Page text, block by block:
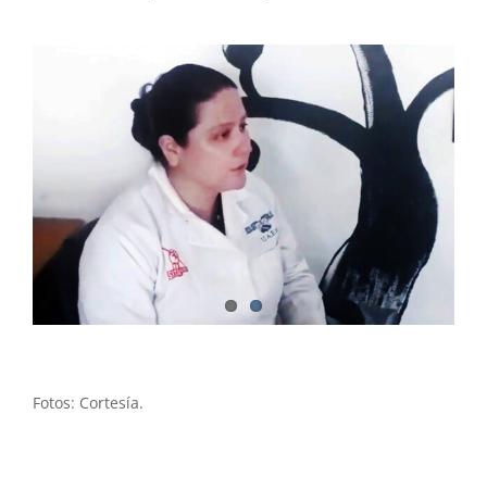
Fotos: Cortesía.